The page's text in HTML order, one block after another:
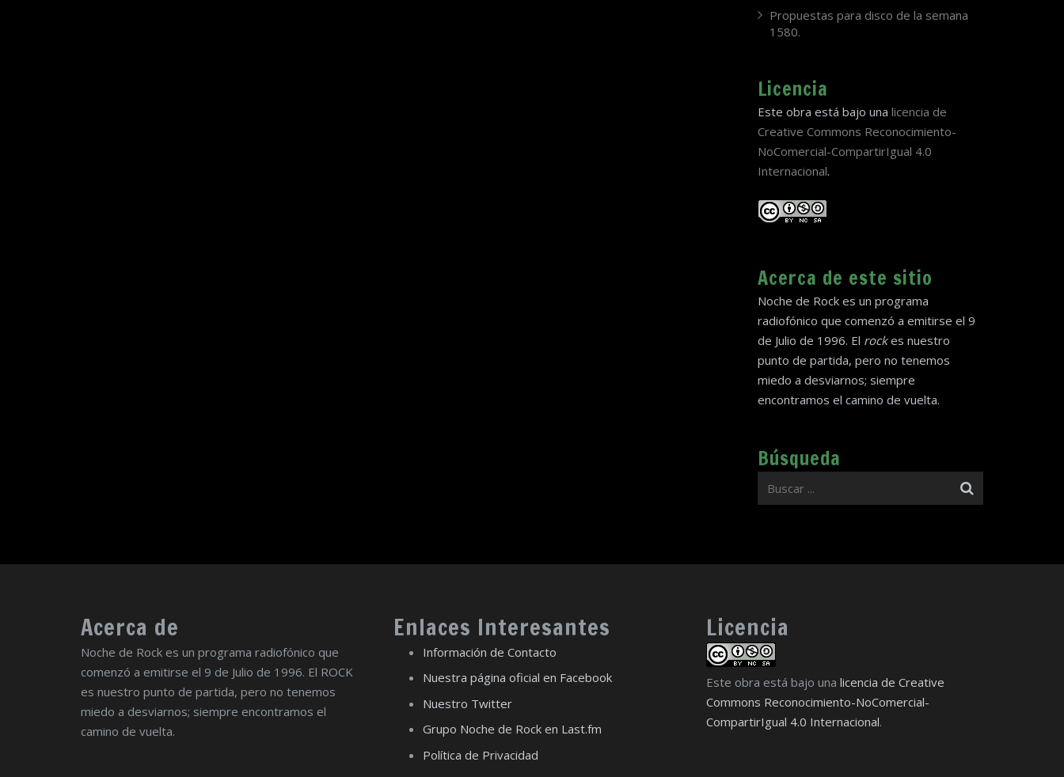
Propuestas para disco de la semana
1580.
Licencia
Este obra está bajo una licencia de
Creative Commons Reconocimiento-
NoComercial-CompartirIgual 4.0
Internacional.
Acerca de este sitio
Noche de Rock es un programa
radiofónico que comenzó a emitirse el 9
de Julio de 1996. El rockes nuestro
punto de partida, pero no tenemos
miedo a desviarnos; siempre
encontramos el camino de vuelta.
Búsqueda
Acerca de
Noche de Rock es un programa radiofónico que
comenzó a emitirse el 9 de Julio de 1996. El ROCK
es nuestro punto de partida, pero no tenemos
miedo a desviarnos; siempre encontramos el
camino de vuelta.
Enlaces Interesantes
Información de Contacto
Nuestra página oficial en Facebook
Nuestro Twitter
Grupo Noche de Rock en Last.fm
Política de Privacidad
Licencia
Este obra está bajo una licencia de Creative
Commons Reconocimiento-NoComercial-
CompartirIgual 4.0 Internacional.